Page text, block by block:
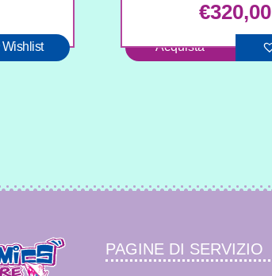
Wishlist
€320,00
Acquista
PAGINE DI SERVIZIO